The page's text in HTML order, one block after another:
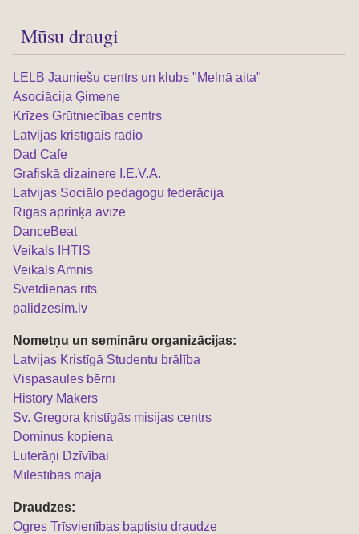
Mūsu draugi
LELB Jauniešu centrs un klubs "Melnā aita"
Asociācija Ģimene
Krīzes Grūtniecības centrs
Latvijas kristīgais radio
Dad Cafe
Grafiskā dizainere I.E.V.A.
Latvijas Sociālo pedagogu federācija
Rīgas apriņķa avīze
DanceBeat
Veikals IHTIS
Veikals Amnis
Svētdienas rīts
palidzesim.lv
Nometņu un semināru organizācijas:
Latvijas Kristīgā Studentu brālība
Vispasaules bērni
History Makers
Sv. Gregora kristīgās misijas centrs
Dominus kopiena
Luterāņi Dzīvībai
Mīlestības māja
Draudzes:
Ogres Trīsvienības baptistu draudze